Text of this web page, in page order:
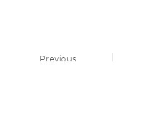
Previous